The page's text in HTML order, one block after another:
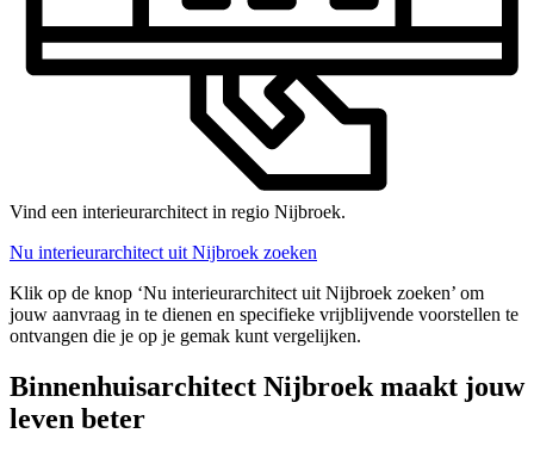
Vind een interieurarchitect in regio Nijbroek.
Nu interieurarchitect uit Nijbroek zoeken
Klik op de knop ‘Nu interieurarchitect uit Nijbroek zoeken’ om
jouw aanvraag in te dienen en specifieke vrijblijvende voorstellen te
ontvangen die je op je gemak kunt vergelijken.
Binnenhuisarchitect Nijbroek maakt jouw
leven beter